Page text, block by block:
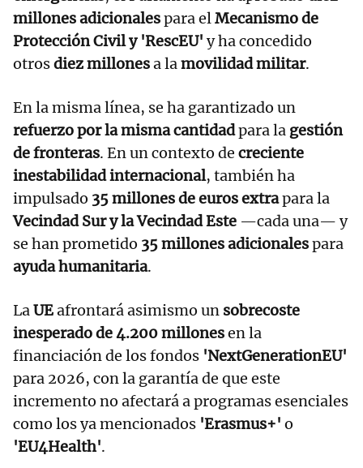
millones adicionalespara elMecanismo de
Protección Civil y 'RescEU' y ha concedido
otrosdiez millonesa lamovilidad militar.
En la misma línea, se ha garantizado un
refuerzo por la misma cantidadpara la gestión
de fronteras. En un contexto de creciente
inestabilidad internacional, también ha
impulsado 35 millones de euros extrapara la
Vecindad Sur y la Vecindad Este —cada una— y
se han prometido 35 millones adicionalespara
ayuda humanitaria.
LaUEafrontará asimismo un sobrecoste
inesperado de 4.200 millonesen la
financiación de los fondos 'NextGenerationEU'
para 2026, con la garantía de que este
incremento no afectará a programas esenciales
como los ya mencionados 'Erasmus+' o
'EU4Health'.